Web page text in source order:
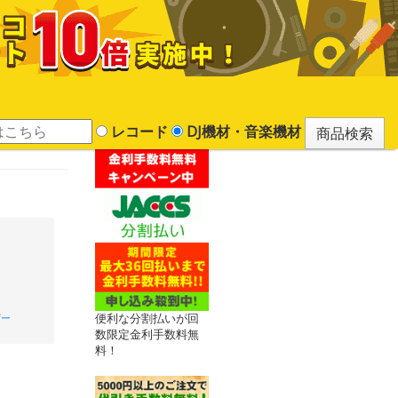
レコード DJ機材・音楽機材
便利な分割払いが回
数限定金利手数料無
料！